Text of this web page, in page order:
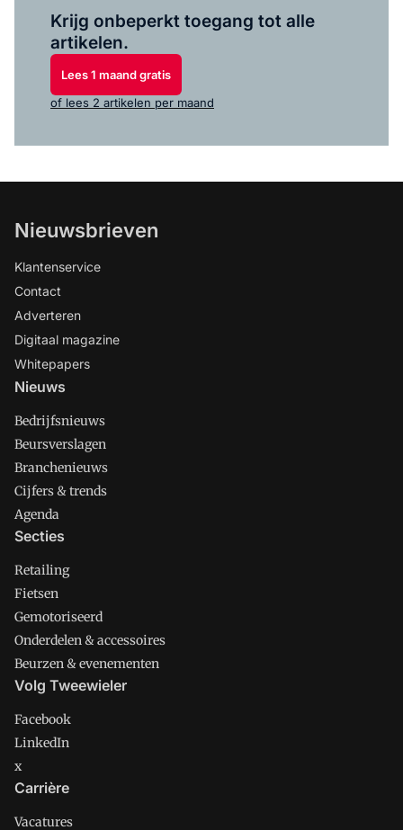
Krijg onbeperkt toegang tot alle
artikelen.
Lees 1 maand gratis
of lees 2 artikelen per maand
Nieuwsbrieven
Klantenservice
Contact
Adverteren
Digitaal magazine
Whitepapers
Nieuws
Bedrijfsnieuws
Beursverslagen
Branchenieuws
Cijfers & trends
Agenda
Secties
Retailing
Fietsen
Gemotoriseerd
Onderdelen & accessoires
Beurzen & evenementen
Volg Tweewieler
Facebook
LinkedIn
x
Carrière
Vacatures